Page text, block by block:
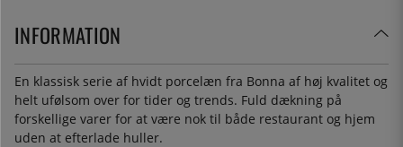
INFORMATION
En klassisk serie af hvidt porcelæn fra Bonna af høj kvalitet og
helt ufølsom over for tider og trends. Fuld dækning på
forskellige varer for at være nok til både restaurant og hjem
uden at efterlade huller.